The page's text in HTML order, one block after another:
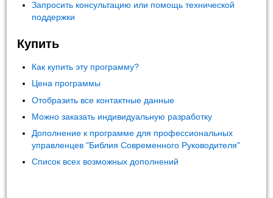
Запросить консультацию или помощь технической
поддержки
Купить
Как купить эту программу?
Цена программы
Отобразить все контактные данные
Можно заказать индивидуальную разработку
Дополнение к программе для профессиональных
управленцев "Библия Современного Руководителя"
Список всех возможных дополнений